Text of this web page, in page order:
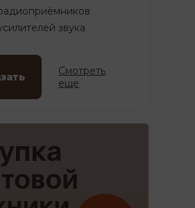
звука
Смотреть
еще